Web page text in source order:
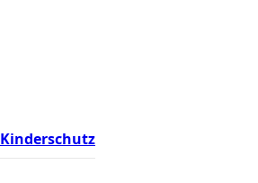
Kinderschutz